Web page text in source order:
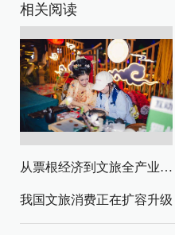
相关阅读
从票根经济到文旅全产业链升级
我国文旅消费正在扩容升级